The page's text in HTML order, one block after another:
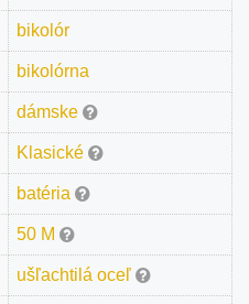
bikolór
bikolórna
dámske
Klasické
batéria
50 M
ušľachtilá oceľ